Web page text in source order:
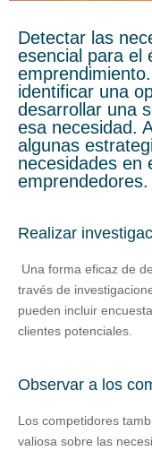
Detectar las
esencial para el
identificar una
desarrollar una
esa necesidad.
algunas
necesidades en
emprendedores.
Realizar
Una forma eficaz de
través de
pueden incluir
clientes potenciales.
Observar a los
Los competidores
valiosa sobre las